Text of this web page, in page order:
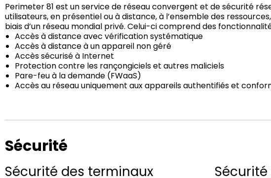
Perimeter 81 est un service de réseau convergent et de sécurité
utilisateurs, en présentiel ou à distance, à l’ensemble des
biais d’un réseau mondial privé. Celui-ci comprend des
Accès à distance avec vérification systématique
Accès à distance à un appareil non géré
Accès sécurisé à Internet
Protection contre les rançongiciels et autres maliciels
Pare-feu à la demande (FWaaS)
Accès au réseau uniquement aux appareils authentifiés et
Sécurité
Sécurité des terminaux